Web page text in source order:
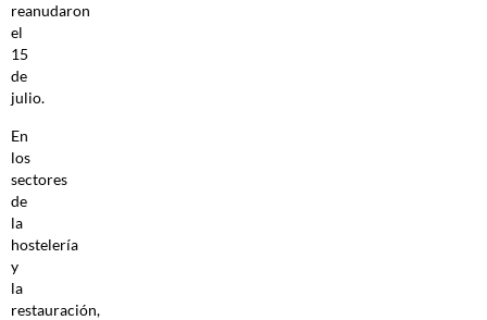
reanudaron
el
15
de
julio.
En
los
sectores
de
la
hostelería
y
la
restauración,